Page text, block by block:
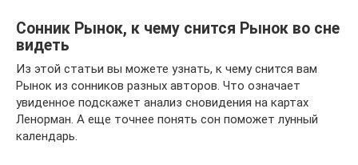
Сонник Рынок, к чему снится Рынок во сне
видеть
Из этой статьи вы можете узнать, к чему снится вам
Рынок из сонников разных авторов. Что означает
увиденное подскажет анализ сновидения на картах
Ленорман. А еще точнее понять сон поможет лунный
календарь.